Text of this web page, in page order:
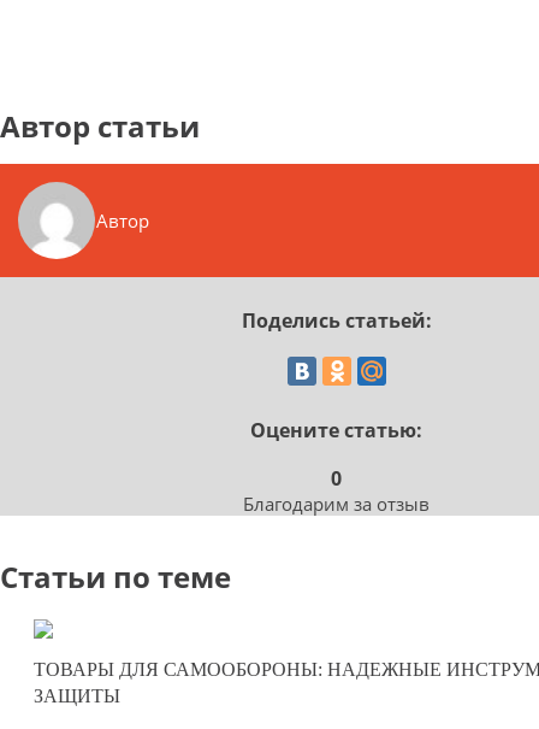
Автор статьи
Автор
Поделись статьей:
Оцените статью:
0
Благодарим за отзыв
Статьи по теме
0
ТОВАРЫ ДЛЯ САМООБОРОНЫ: НАДЕЖНЫЕ
ЗАЩИТЫ